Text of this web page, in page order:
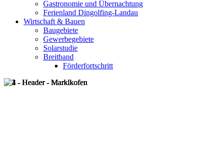
Gastronomie und Übernachtung
Ferienland Dingolfing-Landau
Wirtschaft & Bauen
Baugebiete
Gewerbegebiete
Solarstudie
Breitband
Förderfortschritt